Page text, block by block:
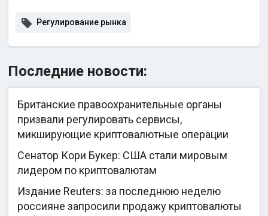
Регулирование рынка
Последние новости:
Британские правоохранительные органы
призвали регулировать сервисы,
микширующие криптовалютные операции
Сенатор Кори Букер: США стали мировым
лидером по криптовалютам
Издание Reuters: за последнюю неделю
россияне запросили продажу криптовалюты